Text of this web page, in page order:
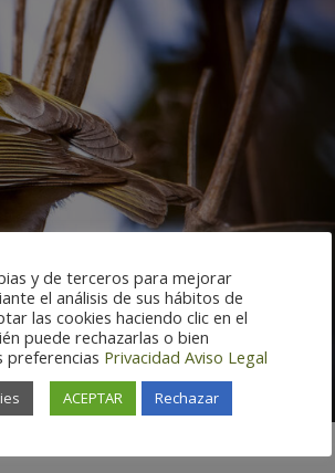
y de terceros para mejorar
el análisis de sus hábitos de
las cookies haciendo clic en el
puede rechazarlas o bien
preferencias Privacidad Aviso Legal
ACEPTAR Rechazar